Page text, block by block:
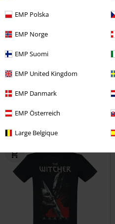
EMP Polska
EMP Norge
EMP Suomi
EMP United Kingdom
EMP Danmark
EMP Österreich
Large Belgique
% Téměř vyprodáno
Kč 467,00
Tričko